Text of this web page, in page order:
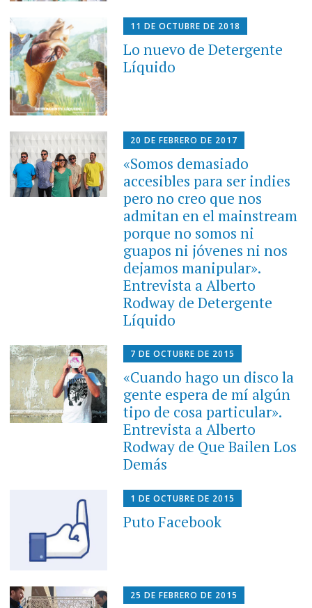
11 DE OCTUBRE DE 2018
Lo nuevo de Detergente
Líquido
20 DE FEBRERO DE 2017
«Somos demasiado
accesibles para ser indies
pero no creo que nos
admitan en el mainstream
porque no somos ni
guapos ni jóvenes ni nos
dejamos manipular».
Entrevista a Alberto
Rodway de Detergente
Líquido
7 DE OCTUBRE DE 2015
«Cuando hago un disco la
gente espera de mí algún
tipo de cosa particular».
Entrevista a Alberto
Rodway de Que Bailen Los
Demás
1 DE OCTUBRE DE 2015
Puto Facebook
25 DE FEBRERO DE 2015